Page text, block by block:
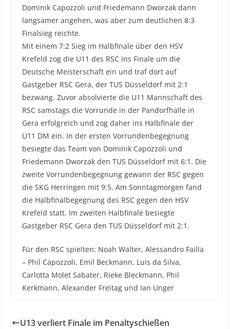
Dominik Capozzoli und Friedemann Dworzak dann
langsamer angehen, was aber zum deutlichen 8:3
Finalsieg reichte.
Mit einem 7:2 Sieg im Halbfinale über den HSV
Krefeld zog die U11 des RSC ins Finale um die
Deutsche Meisterschaft ein und traf dort auf
Gastgeber RSC Gera, der TUS Düsseldorf mit 2:1
bezwang. Zuvor absolvierte die U11 Mannschaft des
RSC samstags die Vorrunde in der Pandorfhalle in
Gera erfolgreich und zog daher ins Halbfinale der
U11 DM ein. In der ersten Vorrundenbegegnung
besiegte das Team von Dominik Capozzoli und
Friedemann Dworzak den TUS Düsseldorf mit 6:1. Die
zweite Vorrundenbegegnung gewann der RSC gegen
die SKG Herringen mit 9:5. Am Sonntagmorgen fand
die Halbfinalbegegnung des RSC gegen den HSV
Krefeld statt. Im zweiten Halbfinale besiegte
Gastgeber RSC Gera den TUS Düsseldorf mit 2:1.
Für den RSC spielten: Noah Walter, Alessandro Failla
– Phil Capozzoli, Emil Beckmann, Luis da Silva,
Carlotta Molet Sabater, Rieke Bleckmann, Phil
Kerkmann, Alexander Freitag und Ian Unger
U13 verliert Finale im Penaltyschießen